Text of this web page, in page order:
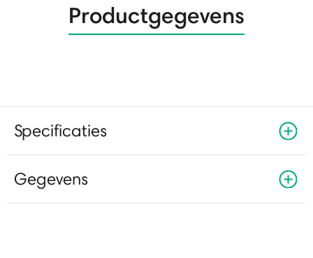
Productgegevens
Specificaties
Gegevens